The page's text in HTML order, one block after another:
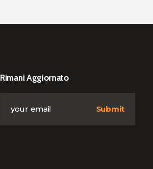
Rimani Aggiornato